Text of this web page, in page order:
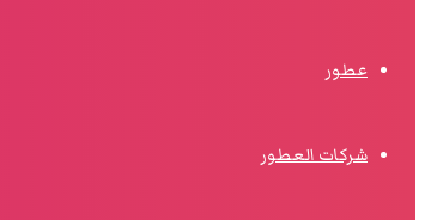
عطور
شركات العطور